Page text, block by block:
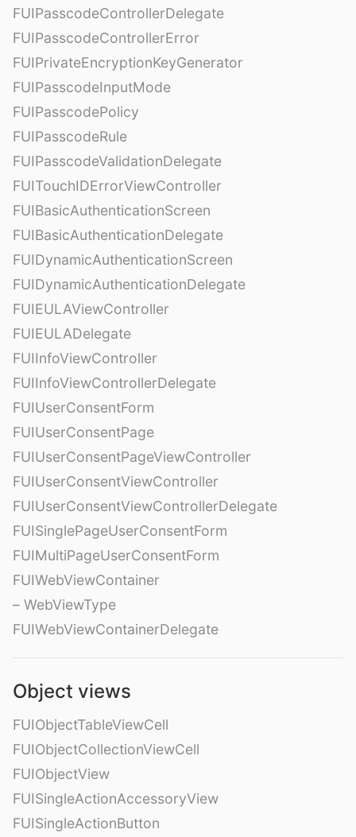
FUIPasscodeControllerDelegate
FUIPasscodeControllerError
FUIPrivateEncryptionKeyGenerator
FUIPasscodeInputMode
FUIPasscodePolicy
FUIPasscodeRule
FUIPasscodeValidationDelegate
FUITouchIDErrorViewController
FUIBasicAuthenticationScreen
FUIBasicAuthenticationDelegate
FUIDynamicAuthenticationScreen
FUIDynamicAuthenticationDelegate
FUIEULAViewController
FUIEULADelegate
FUIInfoViewController
FUIInfoViewControllerDelegate
FUIUserConsentForm
FUIUserConsentPage
FUIUserConsentPageViewController
FUIUserConsentViewController
FUIUserConsentViewControllerDelegate
FUISinglePageUserConsentForm
FUIMultiPageUserConsentForm
FUIWebViewContainer
– WebViewType
FUIWebViewContainerDelegate
Object views
FUIObjectTableViewCell
FUIObjectCollectionViewCell
FUIObjectView
FUISingleActionAccessoryView
FUISingleActionButton